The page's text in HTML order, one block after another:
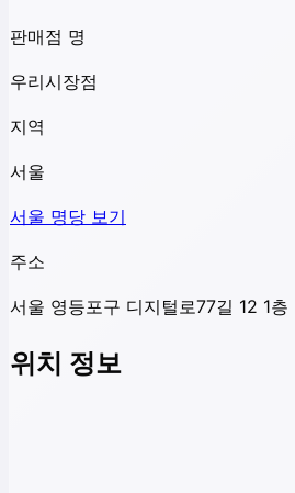
판매점 명
우리시장점
지역
서울
서울 명당 보기
주소
서울 영등포구 디지털로77길 12 1층
위치 정보